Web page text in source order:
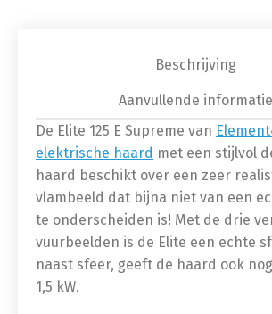
Beschrijving
Aanvullende informatie
De Elite 125 E Supreme van
elektrische haard met een stijlvol
haard beschikt over een zeer
vlambeeld dat bijna niet van een
te onderscheiden is! Met de drie
vuurbeelden is de Elite een echte
naast sfeer, geeft de haard ook
1,5 kW.